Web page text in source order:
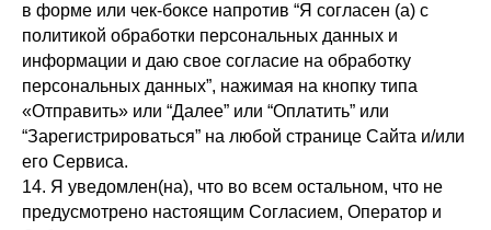
в форме или чек-боксе напротив “Я согласен (а) с
политикой обработки персональных данных и
информации и даю свое согласие на обработку
персональных данных”, нажимая на кнопку типа
«Отправить» или “Далее” или “Оплатить” или
“Зарегистрироваться” на любой странице Сайта и/или
его Сервиса.
14. Я уведомлен(на), что во всем остальном, что не
предусмотрено настоящим Согласием, Оператор и